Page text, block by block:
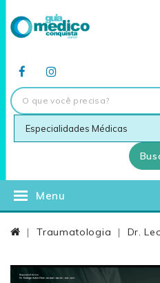
Menu
Traumatologia Dr.